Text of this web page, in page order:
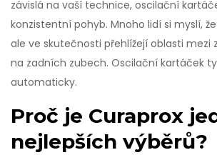
závislá na vaší technice, oscilační
konzistentní pohyb. Mnoho lidí si myslí,
ale ve skutečnosti přehlížejí oblasti mezi
na zadních zubech. Oscilační kartáček
automaticky.
Proč je Curaprox
nejlepších výběrů?